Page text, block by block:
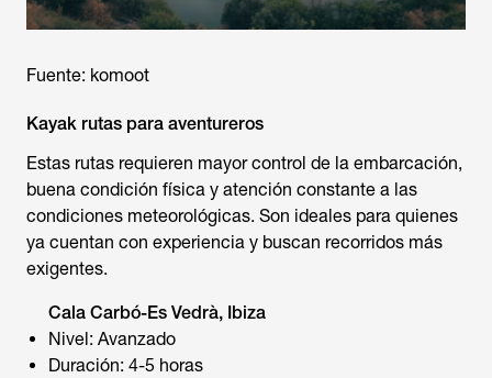
Fuente: komoot
Kayak rutas para aventureros
Estas rutas requieren mayor control de la embarcación,
buena condición física y atención constante a las
condiciones meteorológicas. Son ideales para quienes
ya cuentan con experiencia y buscan recorridos más
exigentes.
Cala Carbó-Es Vedrà, Ibiza
Nivel: Avanzado
Duración: 4-5 horas